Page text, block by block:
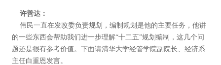
许善达：
伟民一直在发改委负责规划，编制规划是他的主要任务，他讲
的一些东西会帮助我们进一步理解“十二五”规划编制，这几个问
题还是很有参考价值。下面请清华大学经管学院副院长、经济系
主任白重恩发言。